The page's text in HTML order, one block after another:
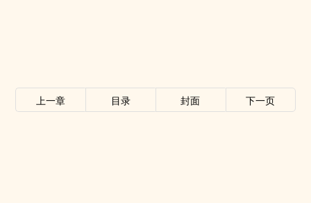
上一章 目录 封面 下一页